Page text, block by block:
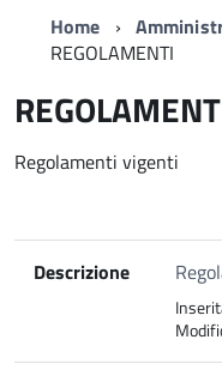
Home
REGOLAMENTI
Regolamenti vigenti
Descrizione